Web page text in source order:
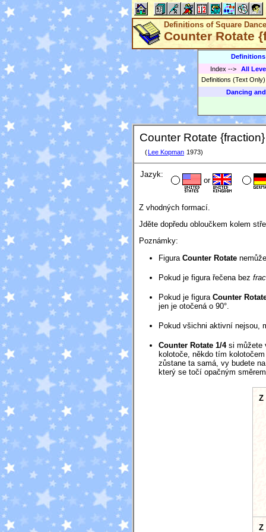
Definitions of Square
Counter Rotate
Definitions
Index -->
All
Definitions (Text
Dancing
Counter Rotate
( Lee Kopman 1973)
Jazyk:
or
Z vhodných formací.
Jděte dopředu obloučkem kolem
Poznámky:
Figura Counter Rotate
Pokud je figura řečena bez
Pokud je figura Counter
jen je otočená o 90°.
Pokud všichni aktivní nejsou,
Counter Rotate 1/4si můžete
kolotoče, někdo tím
zůstane ta samá, vy budete
který se točí opačným
Z
Z